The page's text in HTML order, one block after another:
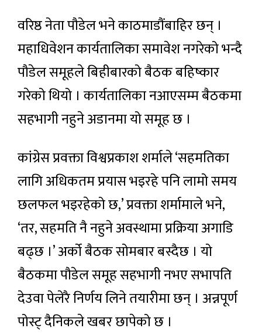
वरिष्ठ नेता पौडेल भने काठमाडौंबाहिर छन् ।
महाधिवेशन कार्यतालिका समावेश नगरेको भन्दै
पौडेल समूहले बिहीबारको बैठक बहिष्कार
गरेको थियो । कार्यतालिका नआएसम्म बैठकमा
सहभागी नहुने अडानमा यो समूह छ ।
कांग्रेस प्रवक्ता विश्वप्रकाश शर्माले ‘सहमतिका
लागि अधिकतम प्रयास भइरहे पनि लामो समय
छलफल भइरहेको छ,’ प्रवक्ता शर्मामाले भने,
‘तर, सहमति नै नहुने अवस्थामा प्रक्रिया अगाडि
बढ्छ ।’ अर्को बैठक सोमबार बस्दैछ । यो
बैठकमा पौडेल समूह सहभागी नभए सभापति
देउवा पेलेरै निर्णय लिने तयारीमा छन् । अन्नपूर्ण
पोस्ट् दैनिकले खबर छापेको छ ।